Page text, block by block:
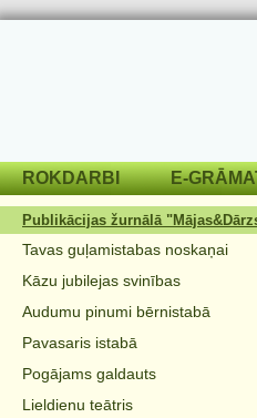
ROKDARBI E-
Publikācijas žurnālā
Tavas guļamistabas noskaņai
Kāzu jubilejas svinības
Audumu pinumi bērnistabā
Pavasaris istabā
Pogājams galdauts
Lieldienu teātris